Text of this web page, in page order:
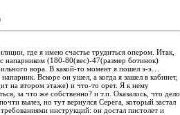
где я имею счастье трудиться опером. Итак,
напарником (180-80(вес)-47(размер ботинок)
вора. В какой-то момент я пошел э-э…
Вскоре он ушел, а когда я зашел в кабинет,
на втором этаже) и что-то орет. Я к нему
за что же собственно? и т.п. Оказалось, что дело
вылез, но тут вернулся Серега, который застал
инструкций: он достал пистолет и